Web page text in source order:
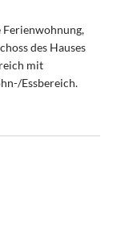
Ferienwohnung,
des Hauses
mit
Essbereich.